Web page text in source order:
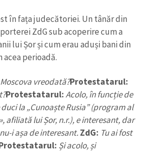
în fața judecătoriei. Un tânăr din
ZdG sub acoperire cum a
lui Șor și cum erau aduși bani din
acea perioadă.
vreodată?Protestatarul:
Protestatarul:Acolo, în funcție de
la „Cunoaște Rusia” (program al
afiliată lui Șor, n.r.), e interesant, dar
i așa de interesant.ZdG: Tu ai fost
Și acolo, și